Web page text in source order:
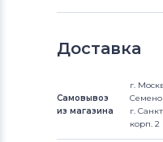
Доставка
Самовывоз
из магазина
г.
г.
корп. 2